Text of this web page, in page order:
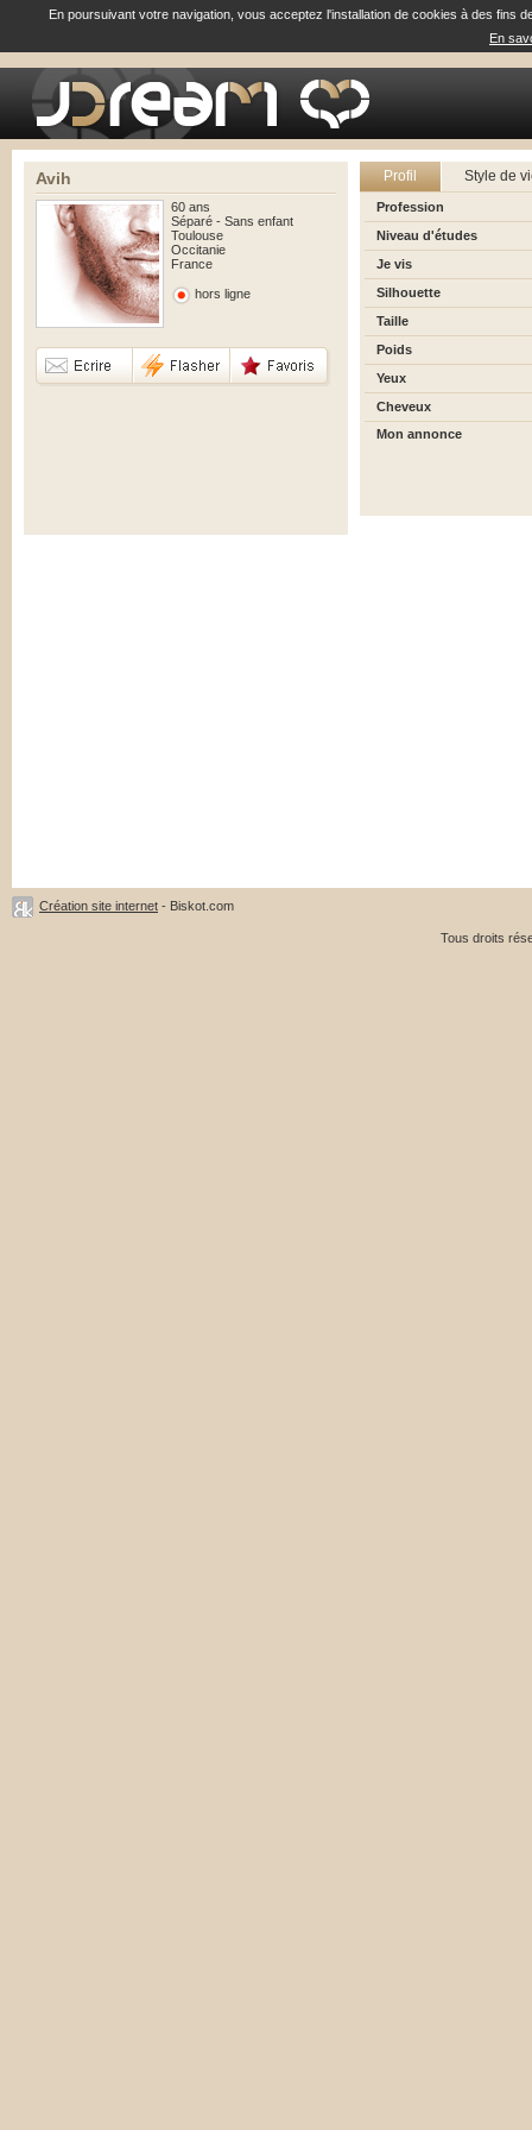
En poursuivant votre navigation, vous acceptez l'installation de cookies à des
En
Avih
60 ans
Séparé - Sans enfant
Toulouse
Occitanie
France
hors ligne
Profil Style de
Profession
Niveau d'études
Je vis
Silhouette
Taille
Poids
Yeux
Cheveux
Mon annonce
Création site internet - Biskot.com
Tous droits